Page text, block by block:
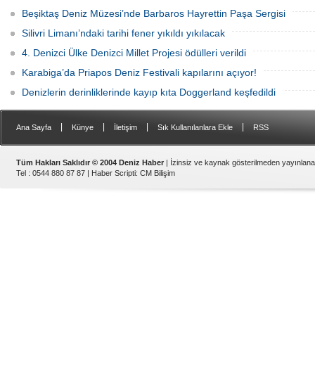
Beşiktaş Deniz Müzesi’nde Barbaros Hayrettin Paşa Sergisi
Silivri Limanı’ndaki tarihi fener yıkıldı yıkılacak
4. Denizci Ülke Denizci Millet Projesi ödülleri verildi
Karabiga’da Priapos Deniz Festivali kapılarını açıyor!
Denizlerin derinliklerinde kayıp kıta Doggerland keşfedildi
Ana Sayfa Künye İletişim Sık Kullanılanlara Ekle RSS
Tüm Hakları Saklıdır © 2004 Deniz Haber | İzinsiz ve kaynak gösterilmeden
Tel : 0544 880 87 87 | Haber Scripti: CM Bilişim